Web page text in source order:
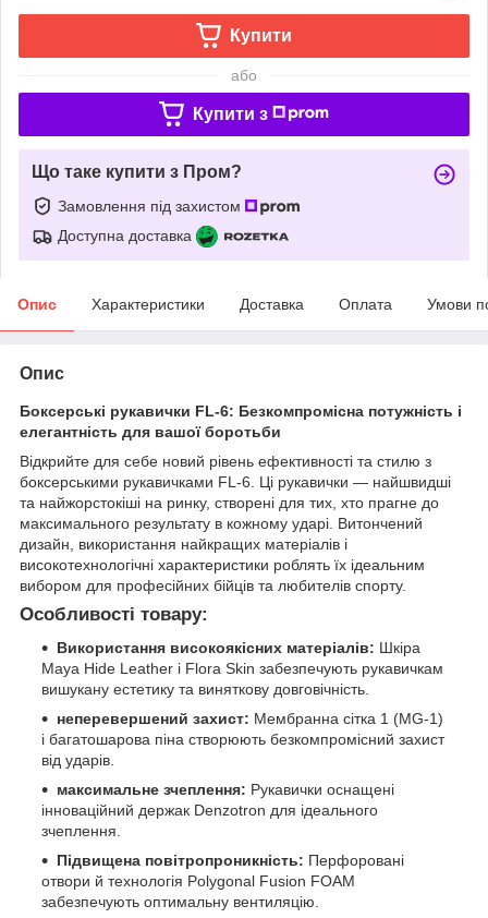
Купити
або
Купити з
Що таке купити з Пром?
Замовлення під захистом
Доступна доставка
Опис Характеристики Доставка Оплата Умови
Опис
Боксерські рукавички FL-6: Безкомпромісна потужність і
елегантність для вашої боротьби
Відкрийте для себе новий рівень ефективності та стилю з
боксерськими рукавичками FL-6. Ці рукавички — найшвидші
та найжорстокіші на ринку, створені для тих, хто прагне до
максимального результату в кожному ударі. Витончений
дизайн, використання найкращих матеріалів і
високотехнологічні характеристики роблять їх ідеальним
вибором для професійних бійців та любителів спорту.
Особливості товару:
Використання високоякісних матеріалів: Шкіра
Maya Hide Leather і Flora Skin забезпечують рукавичкам
вишукану естетику та виняткову довговічність.
неперевершений захист: Мембранна сітка 1 (MG-1)
і багатошарова піна створюють безкомпромісний захист
від ударів.
максимальне зчеплення: Рукавички оснащені
інноваційний держак Denzotron для ідеального
зчеплення.
Підвищена повітропроникність: Перфоровані
отвори й технологія Polygonal Fusion FOAM
забезпечують оптимальну вентиляцію.